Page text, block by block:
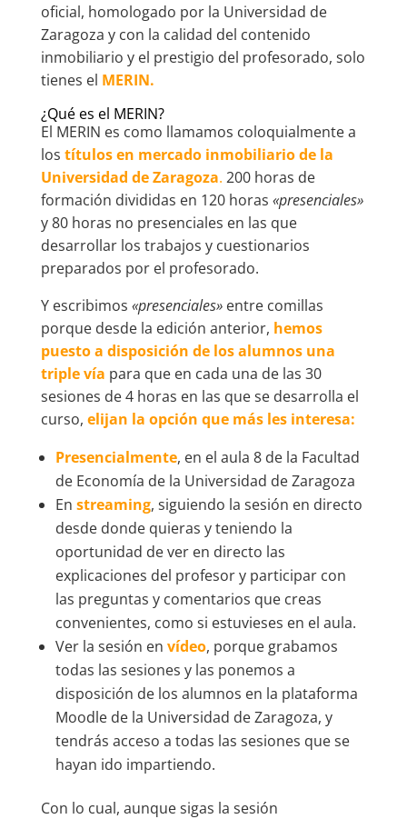
oficial, homologado por la Universidad de
Zaragoza y con la calidad del contenido
inmobiliario y el prestigio del profesorado, solo
tienes el MERIN.
¿Qué es el MERIN?
El MERIN es como llamamos coloquialmente a
los títulos en mercado inmobiliario de la
Universidad de Zaragoza. 200 horas de
formación divididas en 120 horas «presenciales»
y 80 horas no presenciales en las que
desarrollar los trabajos y cuestionarios
preparados por el profesorado.
Y escribimos «presenciales»entre comillas
porque desde la edición anterior, hemos
puesto a disposición de los alumnos una
triple vía para que en cada una de las 30
sesiones de 4 horas en las que se desarrolla el
curso, elijan la opción que más les interesa:
Presencialmente, en el aula 8 de la Facultad
de Economía de la Universidad de Zaragoza
En streaming, siguiendo la sesión en directo
desde donde quieras y teniendo la
oportunidad de ver en directo las
explicaciones del profesor y participar con
las preguntas y comentarios que creas
convenientes, como si estuvieses en el aula.
Ver la sesión en vídeo, porque grabamos
todas las sesiones y las ponemos a
disposición de los alumnos en la plataforma
Moodle de la Universidad de Zaragoza, y
tendrás acceso a todas las sesiones que se
hayan ido impartiendo.
Con lo cual, aunque sigas la sesión